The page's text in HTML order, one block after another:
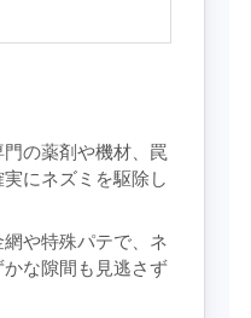
門の薬剤や機材、罠
にネズミを駆除し
網や特殊パテで、ネ
な隙間も見逃さず